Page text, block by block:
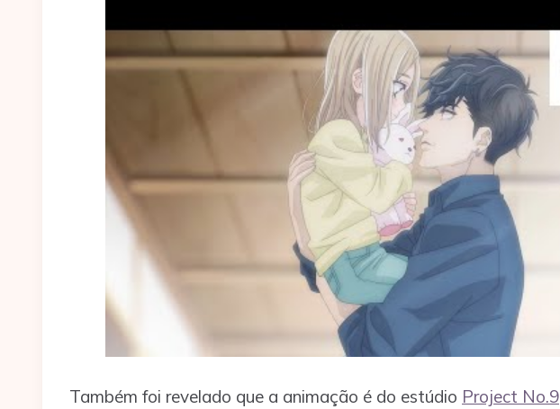
Também foi revelado que a animação é do estúdio Project No.9